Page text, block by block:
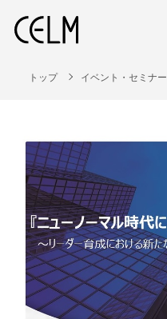
トップ イベント・セミナー